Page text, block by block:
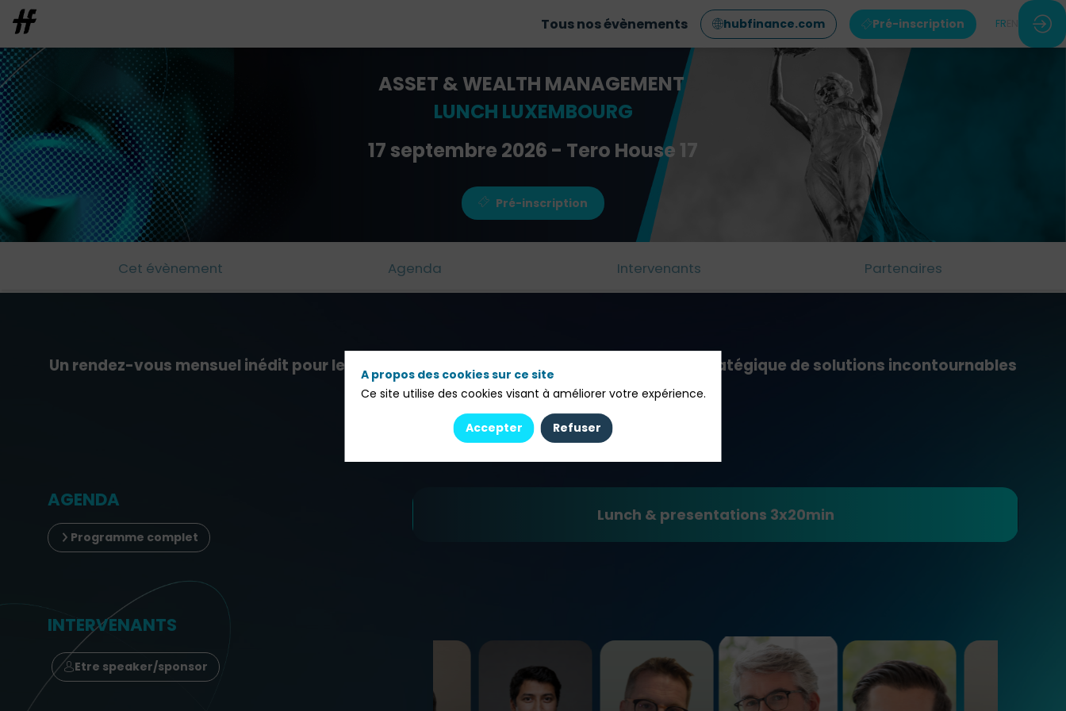
Tous nos évènements hubfinance.com Pré-inscription FR
ASSET & WEALTH MANAGEMENT
LUNCH LUXEMBOURG
17 septembre 2026 - Tero House 17
Pré-inscription
Cet évènement Agenda Intervenants Partenaires
Un rendez-vous mensuel inédit pour les grands décideurs, proposant une sélection stratégique de solutions incontournables
et innovantes.
AGENDA
Programme complet
Lunch & presentations 3x20min
INTERVENANTS
Etre speaker/sponsor
A propos des cookies sur ce site
Ce site utilise des cookies visant à améliorer votre expérience.
Accepter Refuser